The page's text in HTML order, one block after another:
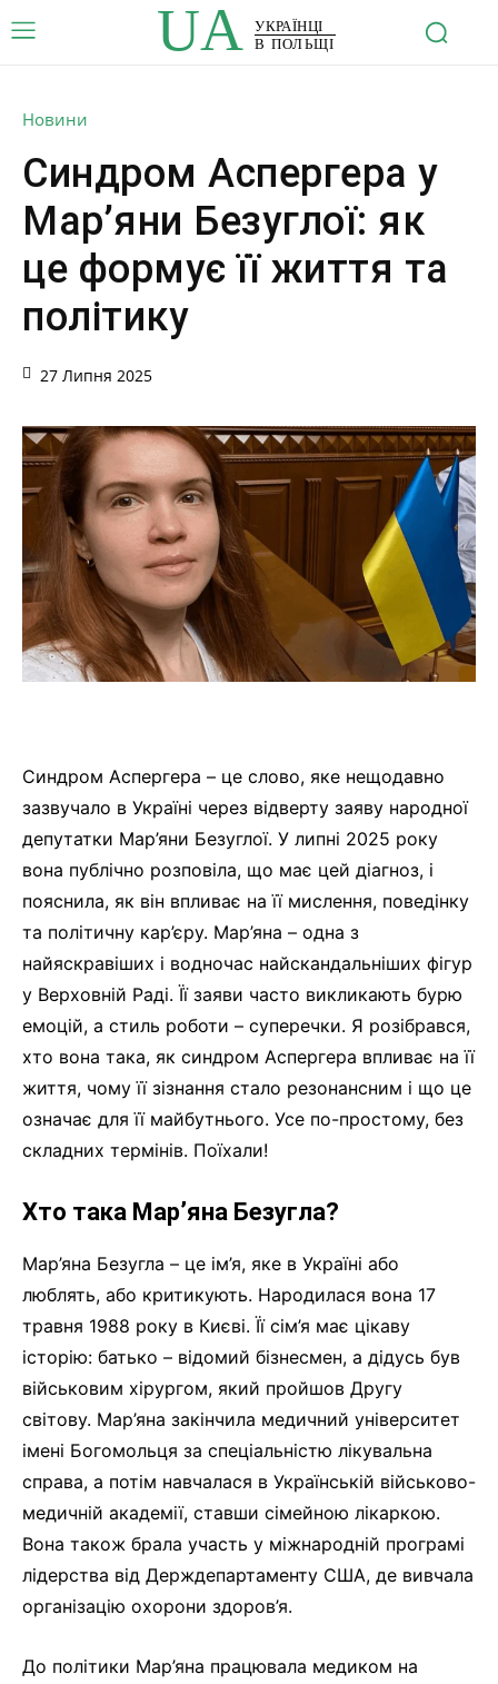
UA
УКРАЇНЦІ
В ПОЛЬЩІ
Новини
Синдром Аспергера у
Мар’яни Безуглої: як
це формує її життя та
політику
27 Липня 2025
Синдром Аспергера – це слово, яке нещодавно
зазвучало в Україні через відверту заяву народної
депутатки Мар’яни Безуглої. У липні 2025 року
вона публічно розповіла, що має цей діагноз, і
пояснила, як він впливає на її мислення, поведінку
та політичну кар’єру. Мар’яна – одна з
найяскравіших і водночас найскандальніших фігур
у Верховній Раді. Її заяви часто викликають бурю
емоцій, а стиль роботи – суперечки. Я розібрався,
хто вона така, як синдром Аспергера впливає на її
життя, чому її зізнання стало резонансним і що це
означає для її майбутнього. Усе по-простому, без
складних термінів. Поїхали!
Хто така Мар’яна Безугла?
Мар’яна Безугла – це ім’я, яке в Україні або
люблять, або критикують. Народилася вона 17
травня 1988 року в Києві. Її сім’я має цікаву
історію: батько – відомий бізнесмен, а дідусь був
військовим хірургом, який пройшов Другу
світову. Мар’яна закінчила медичний університет
імені Богомольця за спеціальністю лікувальна
справа, а потім навчалася в Українській військово-
медичній академії, ставши сімейною лікаркою.
Вона також брала участь у міжнародній програмі
лідерства від Держдепартаменту США, де вивчала
організацію охорони здоров’я.
До політики Мар’яна працювала медиком на